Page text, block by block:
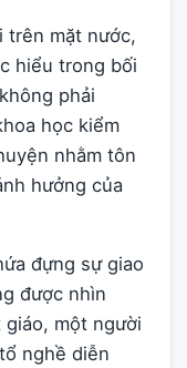
trên mặt nước,
hiểu trong bối
phải
học kiểm
nhằm tôn
hưởng của
đựng sự giao
được nhìn
một người
nghề diễn